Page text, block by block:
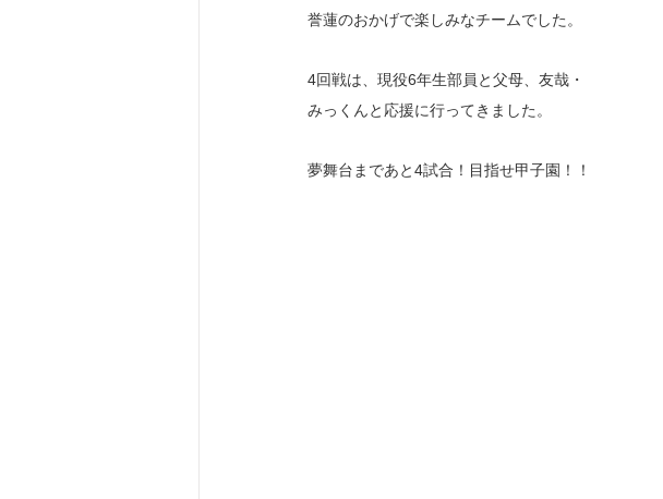
誉蓮のおかげで楽しみなチームでした。
4回戦は、現役6年生部員と父母、友哉・
みっくんと応援に行ってきました。
夢舞台まであと4試合！目指せ甲子園！！